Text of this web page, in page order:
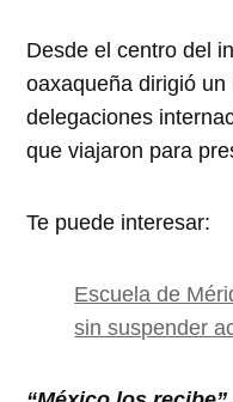
Desde el centro del
oaxaqueña dirigió
delegaciones
que viajaron para
Te puede interesar:
Escuela de
sin suspender